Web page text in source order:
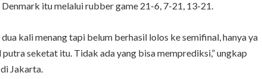
itu melalui rubber game 21-6, 7-21, 13-21.
kali menang tapi belum berhasil lolos ke semifinal, hanya ya
seketat itu. Tidak ada yang bisa memprediksi,” ungkap
Jakarta.